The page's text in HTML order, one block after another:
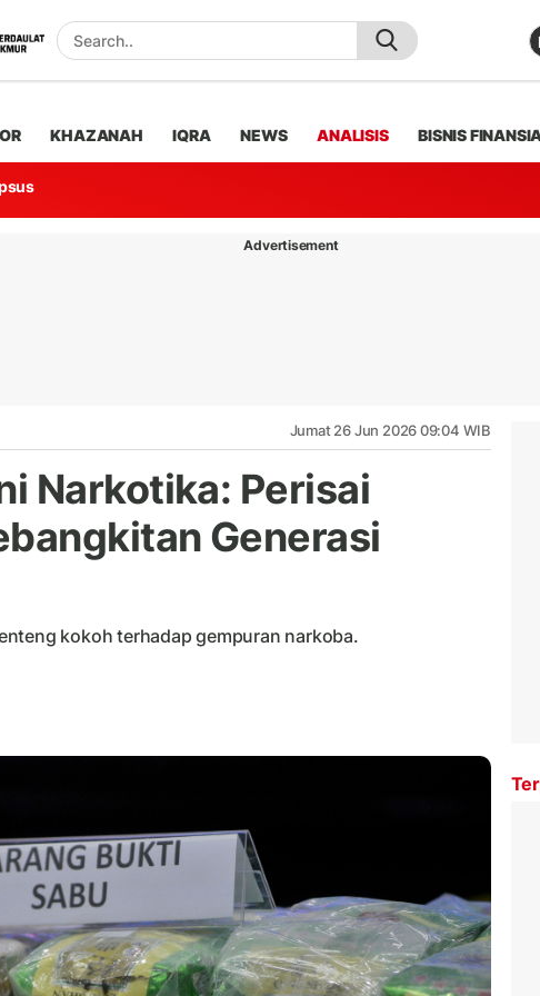
KHAZANAH IQRA NEWS ANALISIS BISNIS
Advertisement
Jumat 26 Jun 2026 09:04 WIB
Narkotika: Perisai
Generasi
kokoh terhadap gempuran narkoba.